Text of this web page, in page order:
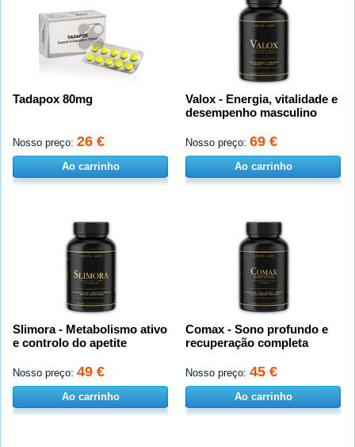
Tadapox 80mg
Nosso preço: 26 €
Ao carrinho
Valox - Energia, vitalidade e
desempenho masculino
Nosso preço: 69 €
Ao carrinho
Slimora - Metabolismo ativo
e controlo do apetite
Nosso preço: 49 €
Ao carrinho
Comax - Sono profundo e
recuperação completa
Nosso preço: 45 €
Ao carrinho